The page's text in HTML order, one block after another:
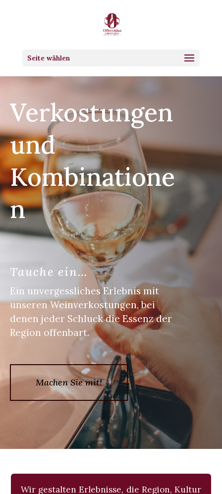
Seite wählen
Verkostungen
und
Kombinatione
n
Tauche ein…
Ein unvergessliches Erlebnis mit
unseren Weinverkostungen, bei
denen jeder Schluck die Essenz der
Region offenbart.
Machen Sie mit!
Wir gestalten Erlebnisse, die Region, Kultur